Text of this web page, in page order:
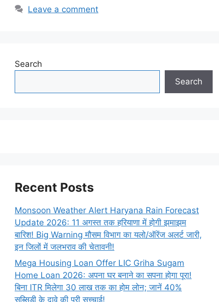
Leave a comment
Search
Search
Recent Posts
Monsoon Weather Alert Haryana Rain Forecast
Update 2026: 11 अगस्त तक हरियाणा में होगी झमाझम
बारिश! Big Warning मौसम विभाग का यलो/ऑरेंज अलर्ट जारी,
इन जिलों में जलभराव की चेतावनी!
Mega Housing Loan Offer LIC Griha Sugam
Home Loan 2026: अपना घर बनाने का सपना होगा पूरा!
बिना ITR मिलेगा 30 लाख तक का होम लोन; जानें 40%
सब्सिडी के दावे की पूरी सच्चाई!